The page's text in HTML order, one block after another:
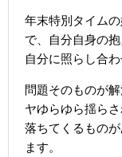
年末特別タイム
で、自分自身の
自分に照らし合わ
問題そのものが
ヤゆらゆら揺ら
落ちてくるもの
ます。